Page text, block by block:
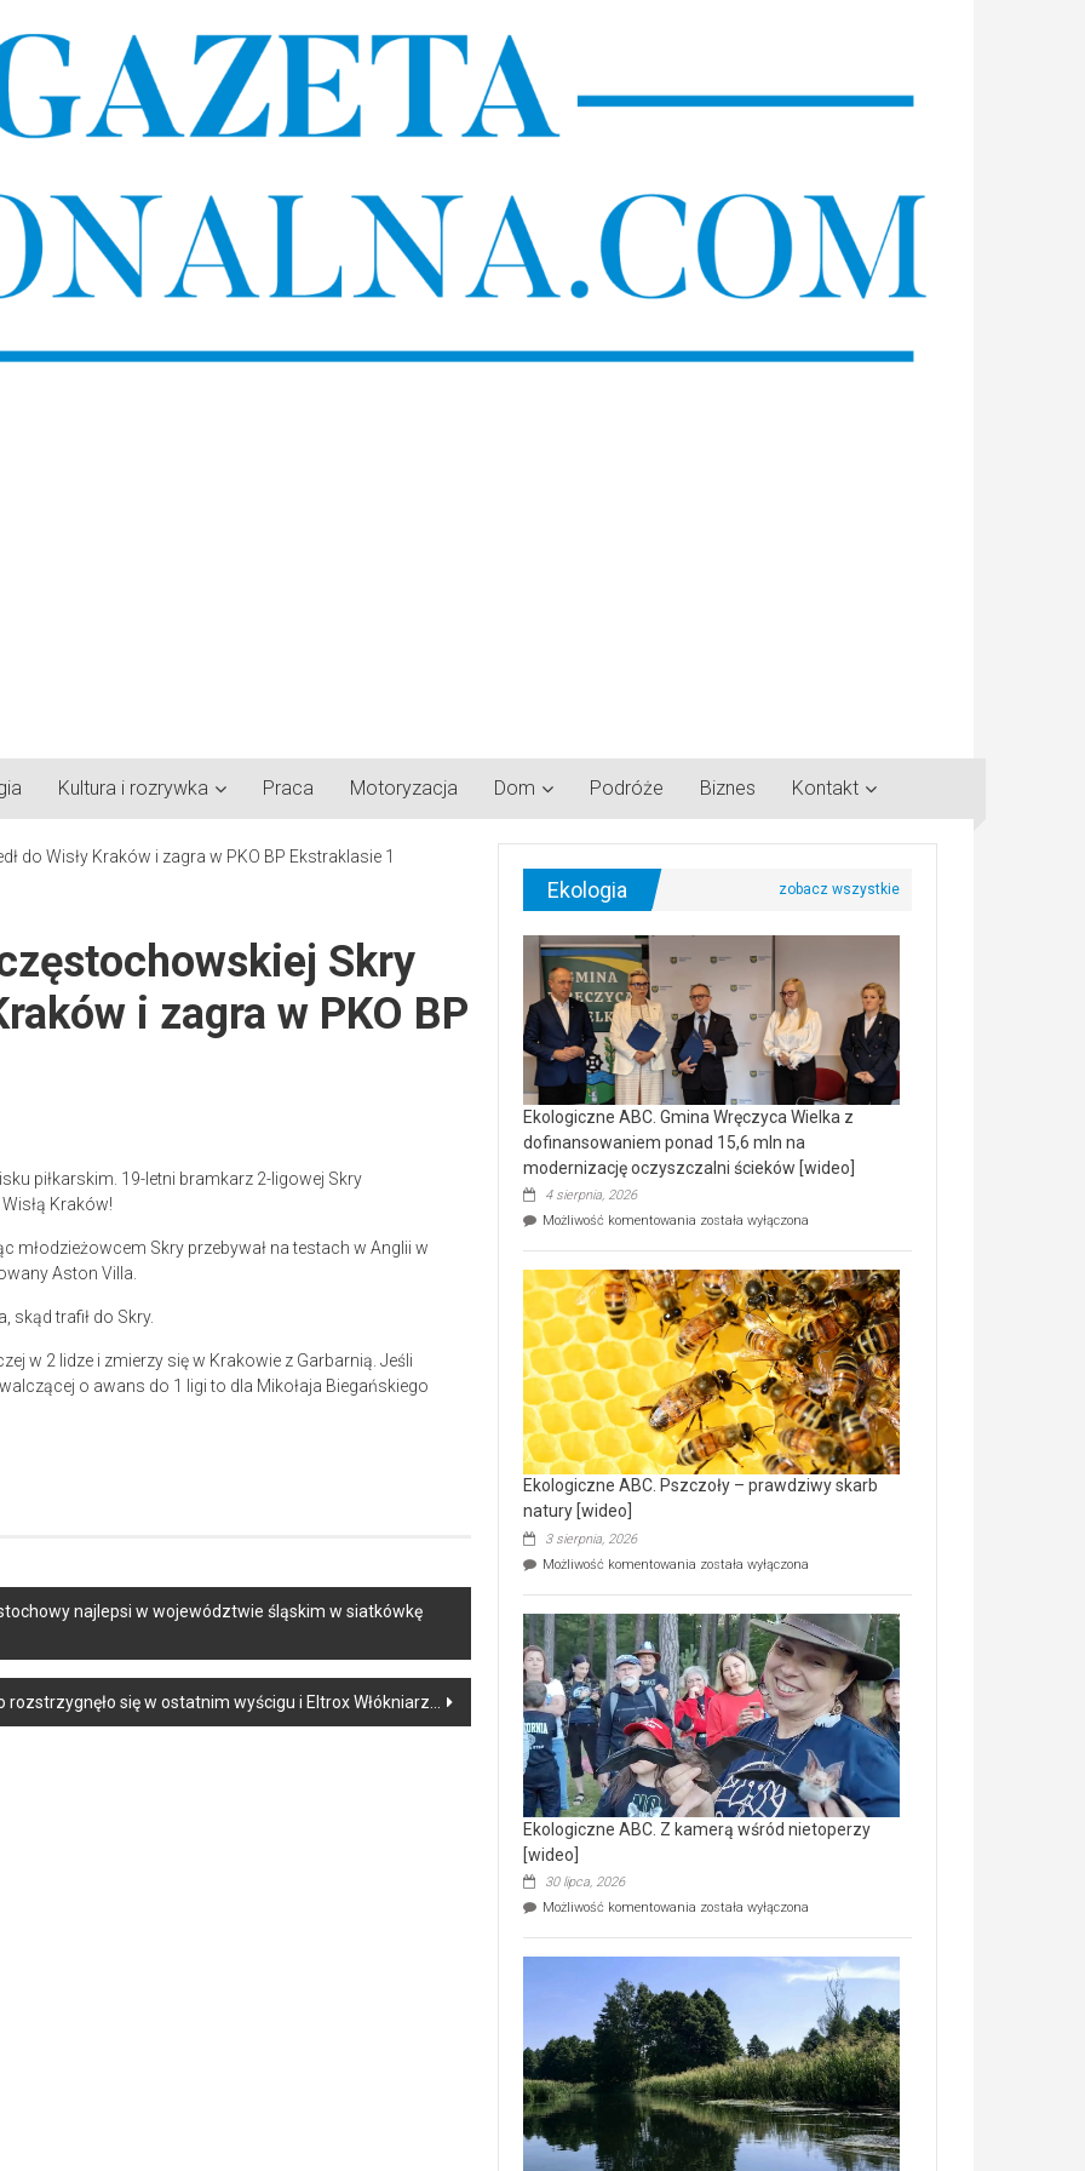
Kultura i rozrywka Praca Motoryzacja Dom Podróże Biznes Kontakt
Skry
i zagra w PKO BP
piłkarskim. 19-letni bramkarz 2-ligowej Skry
Kraków!
młodzieżowcem Skry przebywał na testach w Anglii w
Aston Villa.
skąd trafił do Skry.
w 2 lidze i zmierzy się w Krakowie z Garbarnią. Jeśli
o awans do 1 ligi to dla Mikołaja Biegańskiego
najlepsi w województwie śląskim w siatkówkę
rozstrzygnęło się w ostatnim wyścigu i Eltrox Włókniarz…
Ekologia
Ekologiczne ABC. Gmina Wręczyca Wielka z
dofinansowaniem ponad 15,6 mln na
modernizację oczyszczalni ścieków [wideo]
4 sierpnia, 2026
Możliwość komentowania Ekologiczne
Wręczyca
Wielka
z
dofinansowaniem
ponad
15,6
mln
na
modernizację
oczyszczalni
ścieków
[wideo]
została wyłączona
Ekologiczne ABC. Pszczoły – prawdziwy skarb
natury [wideo]
3 sierpnia, 2026
Możliwość komentowania Ekologiczne
–
prawdziwy
skarb
natury
[wideo]
została wyłączona
Ekologiczne ABC. Z kamerą wśród nietoperzy
[wideo]
30 lipca, 2026
Możliwość komentowania Ekologiczne
wśród
nietoperzy
[wideo]
została wyłączona